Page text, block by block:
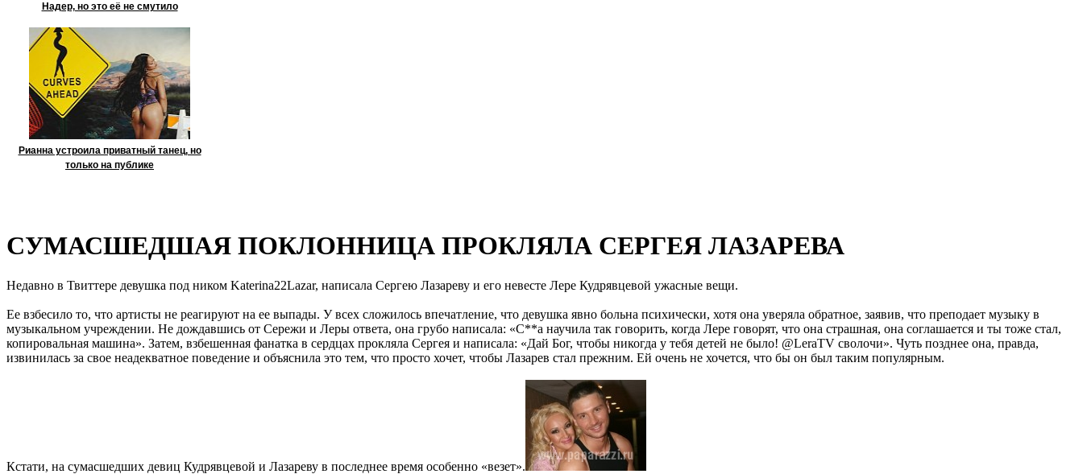
Надер, но это её не смутило
Рианна устроила приватный танец, но
только на публике
СУМАСШЕДШАЯ ПОКЛОННИЦА ПРОКЛЯЛА СЕРГЕЯ ЛАЗАРЕВА
Недавно в Твиттере девушка под ником Katerina22Lazar, написала Сергею Лазареву и его невесте Лере Кудрявцевой ужасные вещи.
Ее взбесило то, что артисты не реагируют на ее выпады. У всех сложилось впечатление, что девушка явно больна психически, хотя она уверяла обратное, заявив, что преподает музыку в
музыкальном учреждении. Не дождавшись от Сережи и Леры ответа, она грубо написала: «С**а научила так говорить, когда Лере говорят, что она страшная, она соглашается и ты тоже стал,
копировальная машина». Затем, взбешенная фанатка в сердцах прокляла Сергея и написала: «Дай Бог, чтобы никогда у тебя детей не было! @LeraTV сволочи». Чуть позднее она, правда,
извинилась за свое неадекватное поведение и объяснила это тем, что просто хочет, чтобы Лазарев стал прежним. Ей очень не хочется, что бы он был таким популярным.
Кстати, на сумасшедших девиц Кудрявцевой и Лазареву в последнее время особенно «везет».